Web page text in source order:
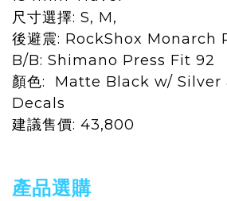
尺寸選擇: S, M,
後避震: RockShox Monarch
B/B: Shimano Press Fit 92
顏色: Matte Black w/ Silver
Decals
建議售價: 43,800
產品選購